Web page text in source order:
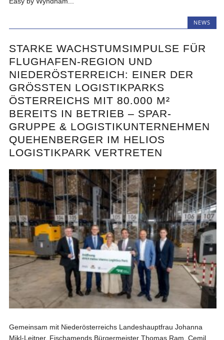
NEWS
STARKE WACHSTUMSIMPULSE FÜR
FLUGHAFEN-REGION UND
NIEDERÖSTERREICH: EINER DER
GRÖSSTEN LOGISTIKPARKS Ö
STERREICHS MIT 80.000 M² B
EREITS IN BETRIEB – SPAR-G
RUPPE & LOGISTIKUNTERNEHMEN Q
UEHENBERGER IM HELIOS L
OGISTIKPARK VERTRETEN
Gemeinsam mit Niederösterreichs Landeshauptfrau Johanna
Mikl-Leitner, Fischamends Bürgermeister Thomas Ram, Cemil